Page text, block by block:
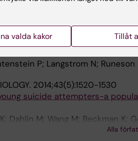
1707
self-harm: national cohort
P; Langstrom N; Runeson
2014;43(5):1520-1530
suicide attempters-a
Dahlin M; Wang M; Beckman K;
Alla
valda kakor Tillåt